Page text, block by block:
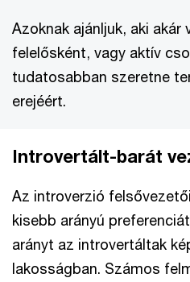
Azoknak ajánljuk, aki akár
felelősként, vagy aktív
tudatosabban szeretne
erejéért.
Introvertált-barát
Az introverzió
kisebb arányú
arányt az introvertáltak
lakosságban. Számos